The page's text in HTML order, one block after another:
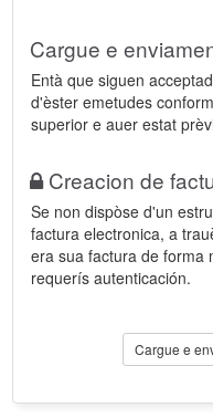
Cargue e
Entà que siguen
d'èster emetudes
superior e auer estat
Creacion de
Se non dispòse d'un
factura electronica, a
era sua factura de forma
requerís autenticación.
Cargue e